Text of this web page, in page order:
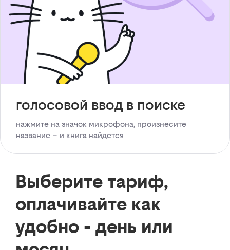
голосовой ввод в поиске
нажмите на значок микрофона, произнесите
название – и книга найдется
Выберите тариф,
оплачивайте как
удобно - день или